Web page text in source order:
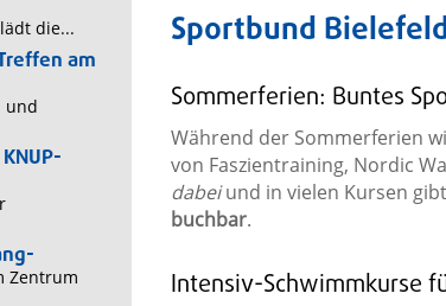
die...
am
und
Zentrum
Sportbund
Sommerferien: Buntes
Während der Sommerferien
von Faszientraining, Nordic
dabeiund in vielen Kursen
buchbar.
Intensiv-Schwimmkurse